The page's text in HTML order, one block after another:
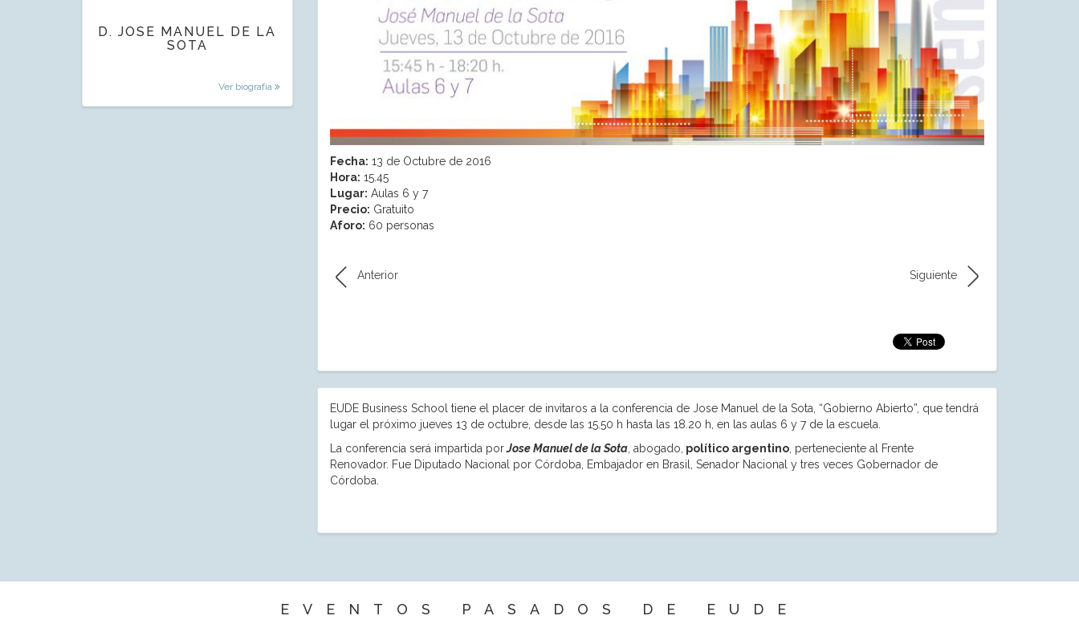
D. JOSE MANUEL DE LA
SOTA
Ver biografía
Fecha: 13 de Octubre de 2016
Hora: 15.45
Lugar: Aulas 6 y 7
Precio: Gratuito
Aforo: 60 personas
Anterior Siguiente
EUDE Business School tiene el placer de invitaros a la conferencia de Jose Manuel de la Sota, “Gobierno Abierto”, que tendrá
lugar el próximo jueves 13 de octubre, desde las 15.50 h hasta las 18.20 h, en las aulas 6 y 7 de la escuela.
La conferencia será impartida porJose Manuel de la Sota, abogado, político argentino, perteneciente al Frente
Renovador. Fue Diputado Nacional por Córdoba, Embajador en Brasil, Senador Nacional y tres veces Gobernador de
Córdoba.
EVENTOS PASADOS DE EUDE